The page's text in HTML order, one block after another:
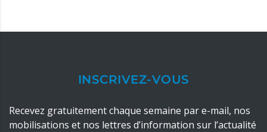
INSCRIVEZ-VOUS
Recevez gratuitement chaque semaine par e-mail, nos
mobilisations et nos lettres d’information sur l’actualité